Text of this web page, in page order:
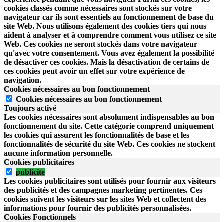
cookies classés comme nécessaires sont stockés sur votre
navigateur car ils sont essentiels au fonctionnement de base du
site Web. Nous utilisons également des cookies tiers qui nous
aident à analyser et à comprendre comment vous utilisez ce site
Web. Ces cookies ne seront stockés dans votre navigateur
qu'avec votre consentement. Vous avez également la possibilité
de désactiver ces cookies. Mais la désactivation de certains de
ces cookies peut avoir un effet sur votre expérience de
navigation.
Cookies nécessaires au bon fonctionnement
Cookies nécessaires au bon fonctionnement
Toujours activé
Les cookies nécessaires sont absolument indispensables au bon
fonctionnement du site. Cette catégorie comprend uniquement
les cookies qui assurent les fonctionnalités de base et les
fonctionnalités de sécurité du site Web. Ces cookies ne stockent
aucune information personnelle.
Cookies publicitaires
publicite
Les cookies publicitaires sont utilisés pour fournir aux visiteurs
des publicités et des campagnes marketing pertinentes. Ces
cookies suivent les visiteurs sur les sites Web et collectent des
informations pour fournir des publicités personnalisées.
Cookies Fonctionnels